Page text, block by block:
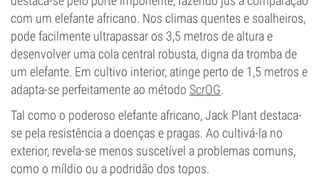
com um elefante africano. Nos climas quentes e soalheiros,
pode facilmente ultrapassar os 3,5 metros de altura e
desenvolver uma cola central robusta, digna da tromba de
um elefante. Em cultivo interior, atinge perto de 1,5 metros e
adapta-se perfeitamente ao método ScrOG.
Tal como o poderoso elefante africano, Jack Plant destaca-
se pela resistência a doenças e pragas. Ao cultivá-la no
exterior, revela-se menos suscetível a problemas comuns,
como o míldio ou a podridão dos topos.